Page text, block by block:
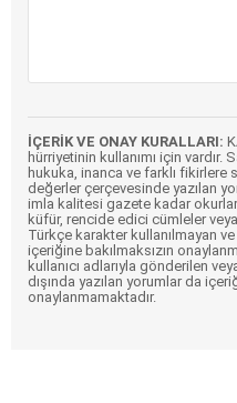
İÇERİK VE ONAY KURALLARI:
hürriyetinin kullanımı için vardır.
hukuka, inanca ve farklı fikirlere
değerler çerçevesinde yazılan
imla kalitesi gazete kadar
küfür, rencide edici cümleler veya
Türkçe karakter kullanılmayan
içeriğine bakılmaksızın
kullanıcı adlarıyla gönderilen
dışında yazılan yorumlar da
onaylanmamaktadır.